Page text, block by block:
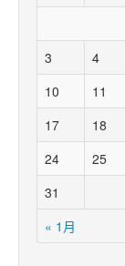
« 1月
3
4
10
11
17
18
24
25
31